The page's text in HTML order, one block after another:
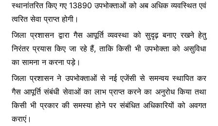
स्थानांतरित किए गए 13890 उपभोक्ताओं को अब अधिक व्यवस्थित एवं
त्वरित सेवा प्राप्त होगी।
जिला प्रशासन द्वारा गैस आपूर्ति व्यवस्था को सुदृढ़ बनाए रखने हेतु
निरंतर प्रयास किए जा रहे हैं, ताकि किसी भी उपभोक्ता को असुविधा
का सामना न करना पड़े।
जिला प्रशासन ने उपभोक्ताओं से नई एजेंसी से समन्वय स्थापित कर
गैस आपूर्ति संबंधी सेवाओं का लाभ प्राप्त करने का अनुरोध किया तथा
किसी भी प्रकार की समस्या होने पर संबंधित अधिकारियों को अवगत
कराएं।